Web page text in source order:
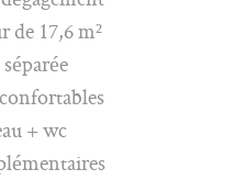
de 17,6 m²
+ wc